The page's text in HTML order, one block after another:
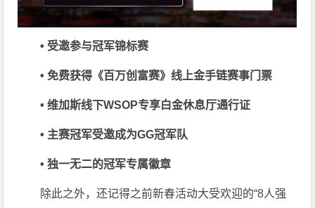
• 受邀参与冠军锦标赛
• 免费获得《百万创富赛》线上金手链赛事门票
• 维加斯线下WSOP专享白金休息厅通行证
• 主赛冠军受邀成为GG冠军队
• 独一无二的冠军专属徽章
除此之外，还记得之前新春活动大受欢迎的“8人强